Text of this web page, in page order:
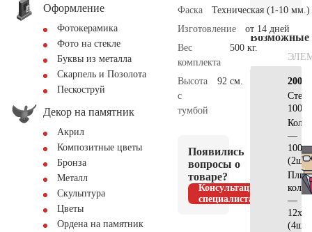
Оформление
Фотокерамика
Фото на стекле
Буквы из металла
Скарпель и Позолота
Пескоструй
Декор на памятник
Акрил
Композитные цветы
Бронза
Металл
Скульптура
Цветы
Ордена на памятник
Фаска
Техническая (1-10 мм.)
Изготовление
от 14 дней
Вес
комплекта
500 кг.
Высота
с
тумбой
92 см.
Появились
вопросы о
товаре?
Консультация
специалиста
Возможные
—
(2шт)
—
(4шт)